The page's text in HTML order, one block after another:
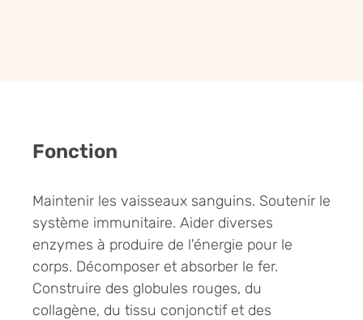
Fonction
Maintenir les vaisseaux sanguins. Soutenir le
système immunitaire. Aider diverses
enzymes à produire de l'énergie pour le
corps. Décomposer et absorber le fer.
Construire des globules rouges, du
collagène, du tissu conjonctif et des